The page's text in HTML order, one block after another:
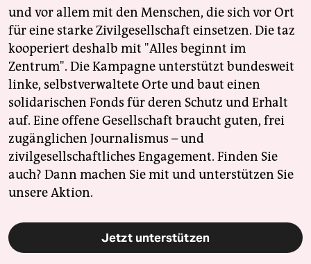
und vor allem mit den Menschen, die sich vor Ort
für eine starke Zivilgesellschaft einsetzen. Die taz
kooperiert deshalb mit "Alles beginnt im
Zentrum". Die Kampagne unterstützt bundesweit
linke, selbstverwaltete Orte und baut einen
solidarischen Fonds für deren Schutz und Erhalt
auf. Eine offene Gesellschaft braucht guten, frei
zugänglichen Journalismus – und
zivilgesellschaftliches Engagement. Finden Sie
auch? Dann machen Sie mit und unterstützen Sie
unsere Aktion.
Jetzt unterstützen